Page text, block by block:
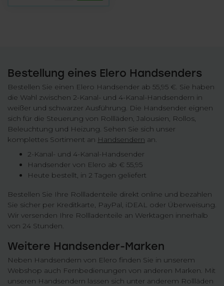
Bestellung eines Elero Handsenders
Bestellen Sie einen Elero Handsender ab 55,95 €. Sie haben
die Wahl zwischen 2-Kanal- und 4-Kanal-Handsendern in
weißer und schwarzer Ausführung. Die Handsender eignen
sich für die Steuerung von Rollläden, Jalousien, Rollos,
Beleuchtung und Heizung. Sehen Sie sich unser
komplettes Sortiment an Handsendern an.
2-Kanal- und 4-Kanal-Handsender
Handsender von Elero ab € 55,95
Heute bestellt, in 2 Tagen geliefert
Bestellen Sie Ihre Rollladenteile direkt online und bezahlen
Sie sicher per Kreditkarte, PayPal, iDEAL oder Überweisung.
Wir versenden Ihre Rollladenteile an Werktagen innerhalb
von 24 Stunden.
Weitere Handsender-Marken
Neben Handsendern von Elero finden Sie in unserem
Webshop auch Fernbedienungen von anderen Marken. Mit
unseren Handsendern lassen sich unter anderem Rollläden